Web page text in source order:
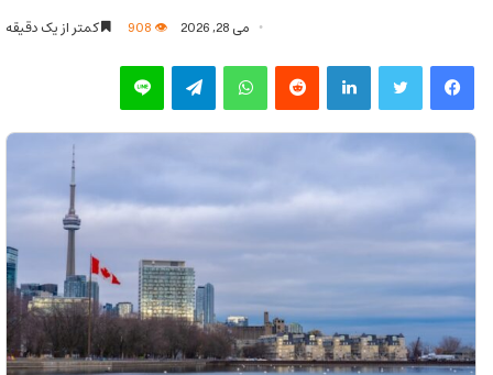
می 28, 2026 کمتر از یک دقیقه
فیس بوک توییتر لینکدین‫رددیت واتس آپ تلگرام لاین